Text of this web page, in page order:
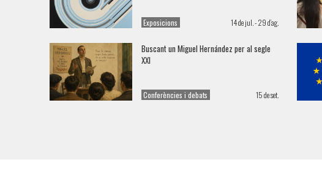
Exposicions 14 de jul. - 29 d’ag.
Buscant un Miguel Hernández per al segle
XXI
Conferències i debats 15 de set.